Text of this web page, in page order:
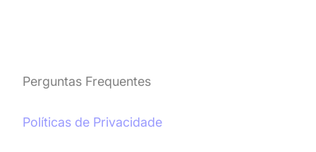
Perguntas Frequentes
Políticas de Privacidade